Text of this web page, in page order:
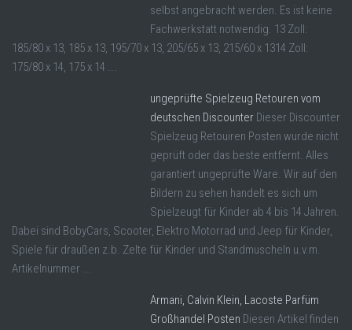
selbst angebracht werden. Es ist keine
Fachwerkstatt notwendig. 13 Zoll:
185/80 x 13, 185 x 13, 195/70 x 13, 205/65 x 13, 215/60 x 1314 Zoll:
175/80 x 14, 175 x 14 ...
ungeprüfte Spielzeug Retouren vom
deutschen Discounter Dieser Discounter
Spielzeug Retouiren Posten wurde nicht
geprüft oder das beste entfernt. Alles
garantiert ungeprüfte Ware. Wir auf den
Bildern zu sehen handelt es sich um
Spielzeugt für Kinder ab 4 bis 14 Jahren.
Dabei sind BobyCars, Scooter, Elektro Motorrad und Jeep für Kinder,
Spiele für draußen z.b. Zelte für Kinder und Standmuscheln u.v.m.
Artikelnummer ...
Armani, Calvin Klein, Lacoste Parfüm
Großhandel Posten Diesen Artikel finden